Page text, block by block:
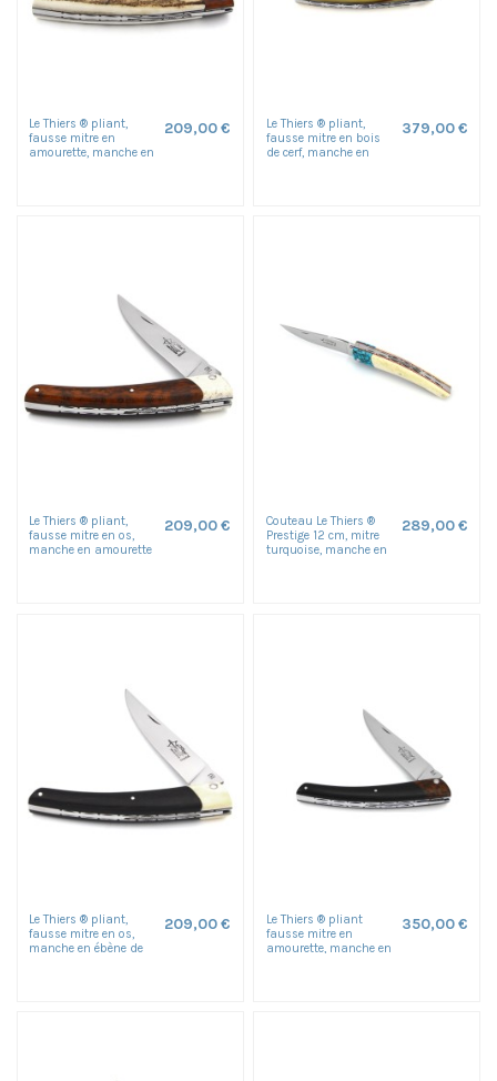
Le Thiers ® pliant,
fausse mitre en
amourette, manche en
209,00 €
Le Thiers ® pliant,
fausse mitre en bois
de cerf, manche en
379,00 €
Le Thiers ® pliant,
fausse mitre en os,
manche en amourette
209,00 €
Couteau Le Thiers ®
Prestige 12 cm, mitre
turquoise, manche en
289,00 €
Le Thiers ® pliant,
fausse mitre en os,
manche en ébène de
209,00 €
Le Thiers ® pliant
fausse mitre en
amourette, manche en
350,00 €